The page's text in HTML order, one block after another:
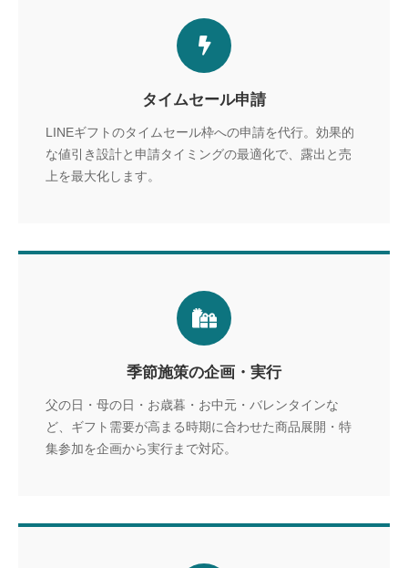
タイムセール申請
LINEギフトのタイムセール枠への申請を代行。効果的
な値引き設計と申請タイミングの最適化で、露出と売
上を最大化します。
季節施策の企画・実行
父の日・母の日・お歳暮・お中元・バレンタインな
ど、ギフト需要が高まる時期に合わせた商品展開・特
集参加を企画から実行まで対応。